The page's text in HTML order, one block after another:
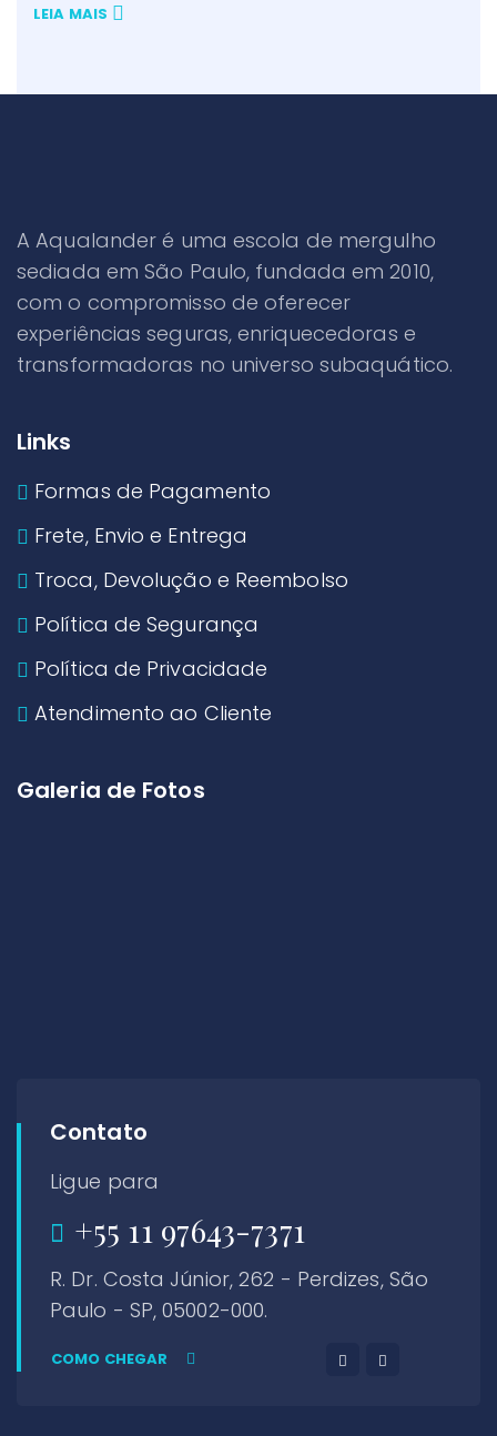
LEIA MAIS
A Aqualander é uma escola de mergulho
sediada em São Paulo, fundada em 2010,
com o compromisso de oferecer
experiências seguras, enriquecedoras e
transformadoras no universo subaquático.
Links
Formas de Pagamento
Frete, Envio e Entrega
Troca, Devolução e Reembolso
Política de Segurança
Política de Privacidade
Atendimento ao Cliente
Galeria de Fotos
Contato
Ligue para
+55 11 97643-7371
R. Dr. Costa Júnior, 262 - Perdizes, São
Paulo - SP, 05002-000.
COMO CHEGAR